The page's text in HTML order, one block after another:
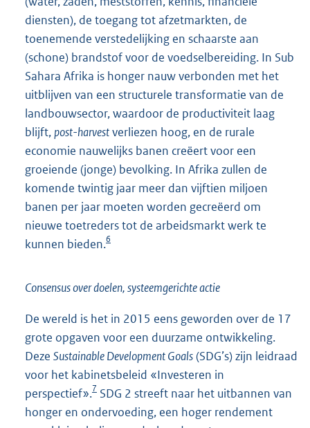
diensten), de toegang tot afzetmarkten, de
toenemende verstedelijking en schaarste aan
(schone) brandstof voor de voedselbereiding. In Sub
Sahara Afrika is honger nauw verbonden met het
uitblijven van een structurele transformatie van de
landbouwsector, waardoor de productiviteit laag
blijft, post-harvestverliezen hoog, en de rurale
economie nauwelijks banen creëert voor een
groeiende (jonge) bevolking. In Afrika zullen de
komende twintig jaar meer dan vijftien miljoen
banen per jaar moeten worden gecreëerd om
nieuwe toetreders tot de arbeidsmarkt werk te
kunnen bieden.6
Consensus over doelen, systeemgerichte actie
De wereld is het in 2015 eens geworden over de 17
grote opgaven voor een duurzame ontwikkeling.
Deze Sustainable Development Goals(SDG’s) zijn leidraad
voor het kabinetsbeleid «Investeren in
perspectief».7 SDG 2 streeft naar het uitbannen van
honger en ondervoeding, een hoger rendement